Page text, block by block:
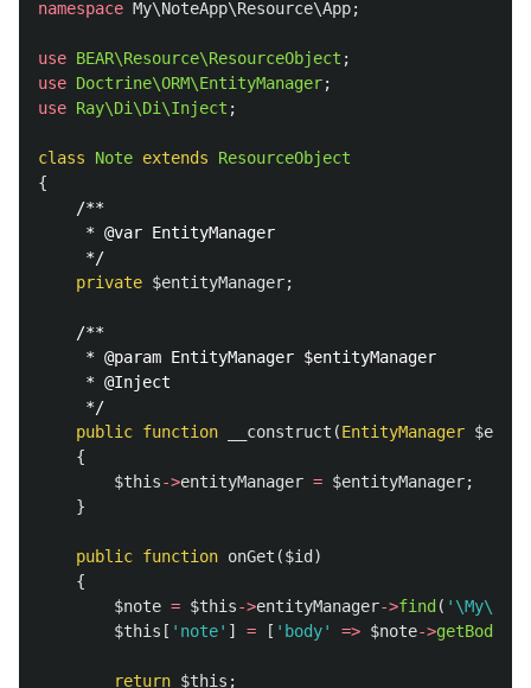
namespace My\NoteApp\Resource\App;
use BEAR\Resource\ResourceObject ;
use Doctrine\ORM\EntityManager;
use Ray\Di\Di\Inject ;
class Note extends
ResourceObject
{
/**
     * @var EntityManager
     */
private $entityManager;
/**
     * @param EntityManager $entityManager
     * @Inject
     */
public function __construct (EntityManager
{
$this->entityManager = $entityManager;
}
public function onGet ($id )
{
$note = $this->entityManager->find (
$this [ 'note' ] = [ 'body' => $note->getBody
return $this ;